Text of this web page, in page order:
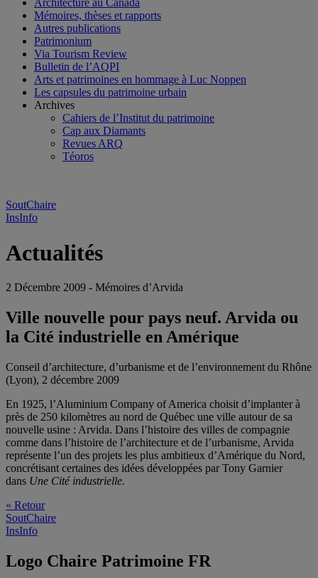
Architecture au Canada
Mémoires, thèses et rapports
Autres publications
Patrimonium
Via Tourism Review
Bulletin de l’AQPI
Arts et patrimoines en hommage à Luc Noppen
Les capsules du patrimoine urbain
Archives
Cahiers de l’Institut du patrimoine
Cap aux Diamants
Revues ARQ
Téoros
SoutChaire
InsInfo
Actualités
2 Décembre 2009 - Mémoires d’Arvida
Ville nouvelle pour pays neuf. Arvida ou
la Cité industrielle en Amérique
Conseil d’architecture, d’urbanisme et de l’environnement du Rhône
(Lyon), 2 décembre 2009
En 1925, l’Aluminium Company of America choisit d’implanter à
près de 250 kilomètres au nord de Québec une ville autour de sa
nouvelle usine : Arvida. Dans l’histoire des villes de compagnie
comme dans l’histoire de l’architecture et de l’urbanisme, Arvida
représente l’un des projets les plus ambitieux d’Amérique du Nord,
concrétisant certaines des idées développées par Tony Garnier
dans Une Cité industrielle.
« Retour
SoutChaire
InsInfo
Logo Chaire Patrimoine FR